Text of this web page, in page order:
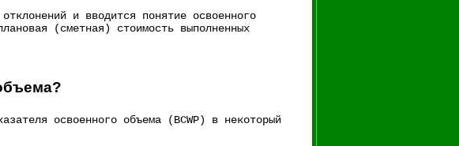
и вводится понятие освоенного
(сметная) стоимость выполненных
освоенного объема (BCWP) в некоторый